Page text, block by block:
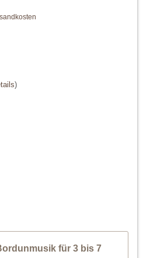
)
für 3 bis 7